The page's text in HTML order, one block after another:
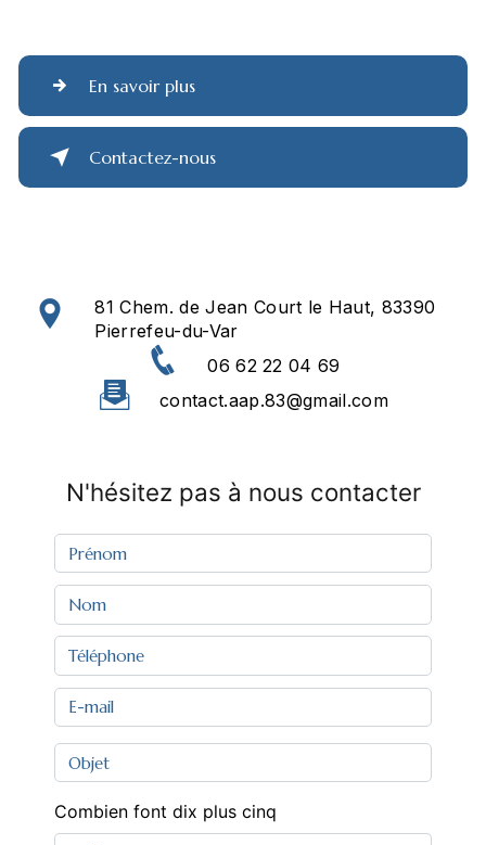
En savoir plus
Contactez-nous
81 Chem. de Jean Court le Haut, 83390
Pierrefeu-du-Var
06 62 22 04 69
contact.aap.83@gmail.com
N'hésitez pas à nous contacter
Combien font dix plus cinq